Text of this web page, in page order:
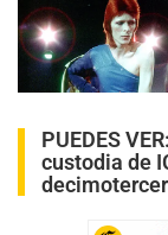
PUEDES VER:
custodia de